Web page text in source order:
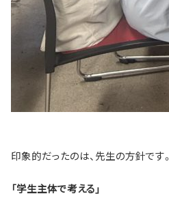
印象的だったのは、先生の方針です。
「学生主体で考える」